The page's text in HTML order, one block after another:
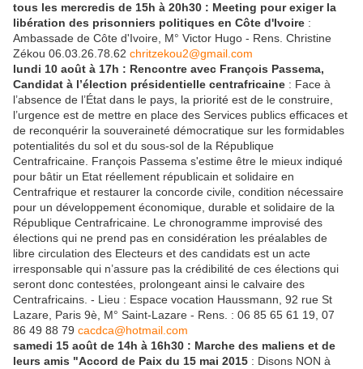
tous les mercredis de 15h à 20h30 : Meeting pour exiger la
libération des prisonniers politiques en Côte d'Ivoire :
Ambassade de Côte d'Ivoire, M° Victor Hugo - Rens. Christine
Zékou 06.03.26.78.62 chritzekou2@gmail.com
lundi 10 août à 17h : Rencontre avec François Passema,
Candidat à l’élection présidentielle centrafricaine : Face à
l’absence de l’État dans le pays, la priorité est de le construire,
l’urgence est de mettre en place des Services publics efficaces et
de reconquérir la souveraineté démocratique sur les formidables
potentialités du sol et du sous-sol de la République
Centrafricaine. François Passema s'estime être le mieux indiqué
pour bâtir un Etat réellement républicain et solidaire en
Centrafrique et restaurer la concorde civile, condition nécessaire
pour un développement économique, durable et solidaire de la
République Centrafricaine. Le chronogramme improvisé des
élections qui ne prend pas en considération les préalables de
libre circulation des Electeurs et des candidats est un acte
irresponsable qui n’assure pas la crédibilité de ces élections qui
seront donc contestées, prolongeant ainsi le calvaire des
Centrafricains. - Lieu : Espace vocation Haussmann, 92 rue St
Lazare, Paris 9è, M° Saint-Lazare - Rens. : 06 85 65 61 19, 07
86 49 88 79 cacdca@hotmail.com
samedi 15 août de 14h à 16h30 : Marche des maliens et de
leurs amis "Accord de Paix du 15 mai 2015 : Disons NON à